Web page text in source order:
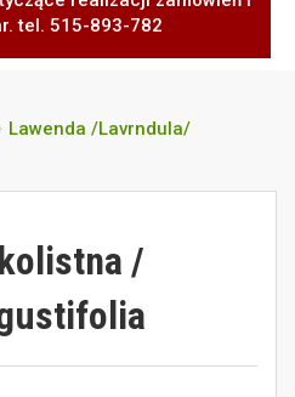
tel. 515-893-782
Lawenda /Lavrndula/
/